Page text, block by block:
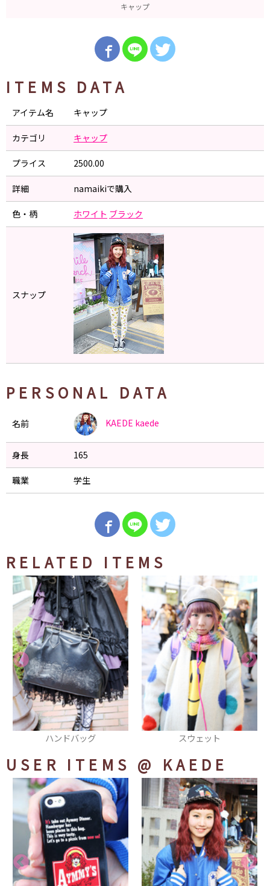
キャップ
ITEMS DATA
アイテム名 キャップ
カテゴリ キャップ
プライス 2500.00
詳細 namaikiで購入
色・柄 ホワイト ブラック
スナップ
PERSONAL DATA
名前 KAEDE kaede
身長 165
職業 学生
RELATED ITEMS
スウェット 時計
USER ITEMS @ KAEDE